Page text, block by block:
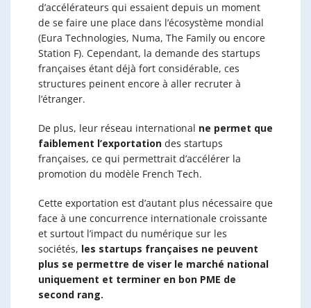
d’accélérateurs qui essaient depuis un moment
de se faire une place dans l’écosystème mondial
(Eura Technologies, Numa, The Family ou encore
Station F). Cependant, la demande des startups
françaises étant déjà fort considérable, ces
structures peinent encore à aller recruter à
l’étranger.
De plus, leur réseau international ne permet que
faiblement l’exportation des startups
françaises, ce qui permettrait d’accélérer la
promotion du modèle French Tech.
Cette exportation est d’autant plus nécessaire que
face à une concurrence internationale croissante
et surtout l’impact du numérique sur les
sociétés, les startups françaises ne peuvent
plus se permettre de viser le marché national
uniquement et terminer en bon PME de
second rang.